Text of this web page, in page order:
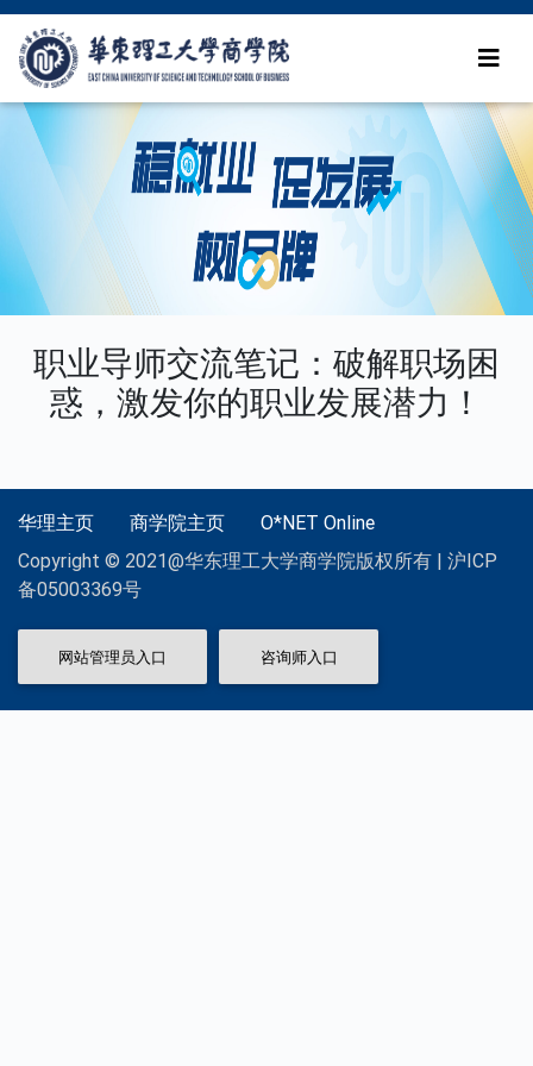
职业导师交流笔记：破解职场困
惑，激发你的职业发展潜力！
华理主页 商学院主页
O*NET Online
Copyright © 2021@华东理工大学商学院版权所有 | 沪ICP
备05003369号
网站管理员入口 咨询师入口